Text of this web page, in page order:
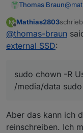
Thomas Braun@
Ist
Die
Man
die
M
Offline
Mathias2803
zuletzt
@thomas-braun
external SSD:
sudo chown -R
/media/data
Aber das kann ich
reinschreiben. Ich